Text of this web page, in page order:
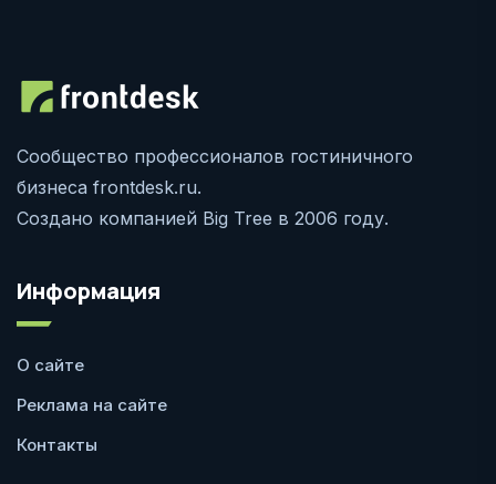
Сообщество профессионалов гостиничного
бизнеса frontdesk.ru.
Создано компанией Big Tree в 2006 году.
Информация
О сайте
Реклама на сайте
Контакты